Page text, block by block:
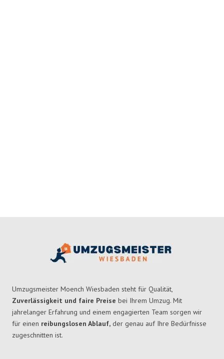
Umzugsmeister Moench Wiesbaden steht für Qualität,
Zuverlässigkeit und faire Preise bei Ihrem Umzug. Mit
jahrelanger Erfahrung und einem engagierten Team sorgen wir
für einen reibungslosen Ablauf, der genau auf Ihre Bedürfnisse
zugeschnitten ist.